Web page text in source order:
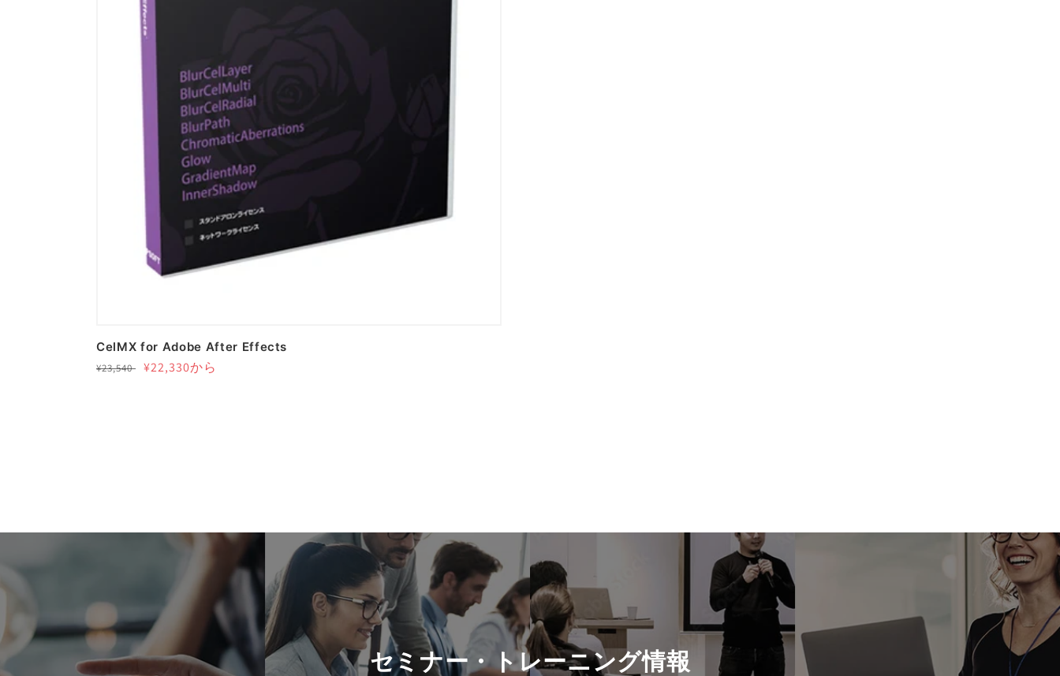
CelMX for Adobe After Effects
通
¥23,540 セ
¥22,330から
セミナー・トレーニング情報